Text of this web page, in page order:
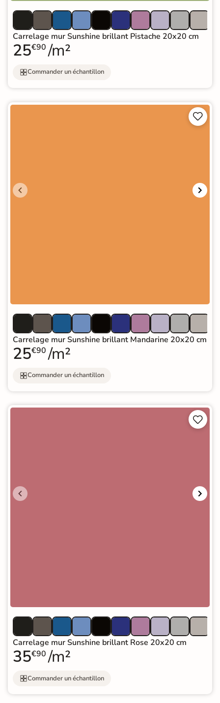
Carrelage mur Sunshine brillant Pistache 20x20 cm
25€90 /m²
Commander un échantillon


Carrelage mur Sunshine brillant Mandarine 20x20 cm
25€90 /m²
Commander un échantillon


Carrelage mur Sunshine brillant Rose 20x20 cm
35€90 /m²
Commander un échantillon